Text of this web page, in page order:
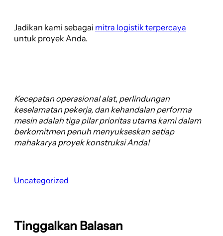
Jadikan kami sebagai mitra logistik terpercaya
untuk proyek Anda.
Kecepatan operasional alat, perlindungan
keselamatan pekerja, dan kehandalan performa
mesin adalah tiga pilar prioritas utama kami dalam
berkomitmen penuh menyukseskan setiap
mahakarya proyek konstruksi Anda!
Uncategorized
Tinggalkan Balasan